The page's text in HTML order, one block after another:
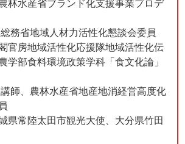
人材力活性化懇談会委員
官房地域活性化応援隊地域活性化伝
学部食料環境政策学科「食文化論」
水産省地産地消経営高度化
県常陸太田市観光大使、大分県竹田